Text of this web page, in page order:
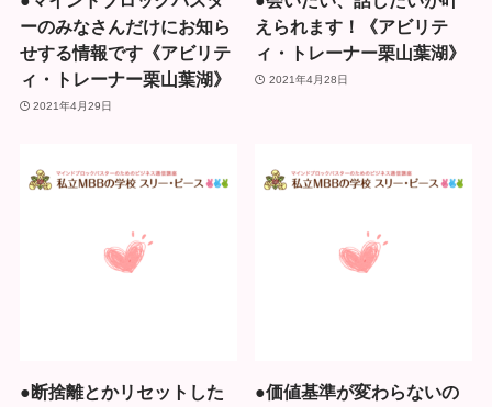
ーのみなさんだけにお知ら
せする情報です《アビリテ
ィ・トレーナー栗山葉湖》
2021年4月29日
えられます！《アビリテ
ィ・トレーナー栗山葉湖》
2021年4月28日
●断捨離とかリセットした
●価値基準が変わらないの